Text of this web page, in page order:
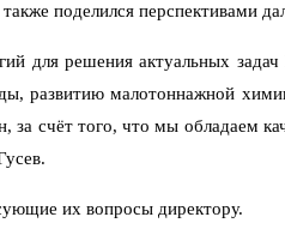
поделился перспективами
для решения актуальных
развитию малотоннажной
счёт того, что мы обладаем
их вопросы директору.